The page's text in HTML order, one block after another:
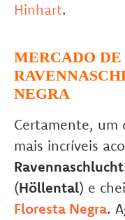
Hinhart.
MERCADO
NEGRA
Certamente, um
mais incríveis
Ravennaschlucht
(Höllental) e
Floresta Negra.